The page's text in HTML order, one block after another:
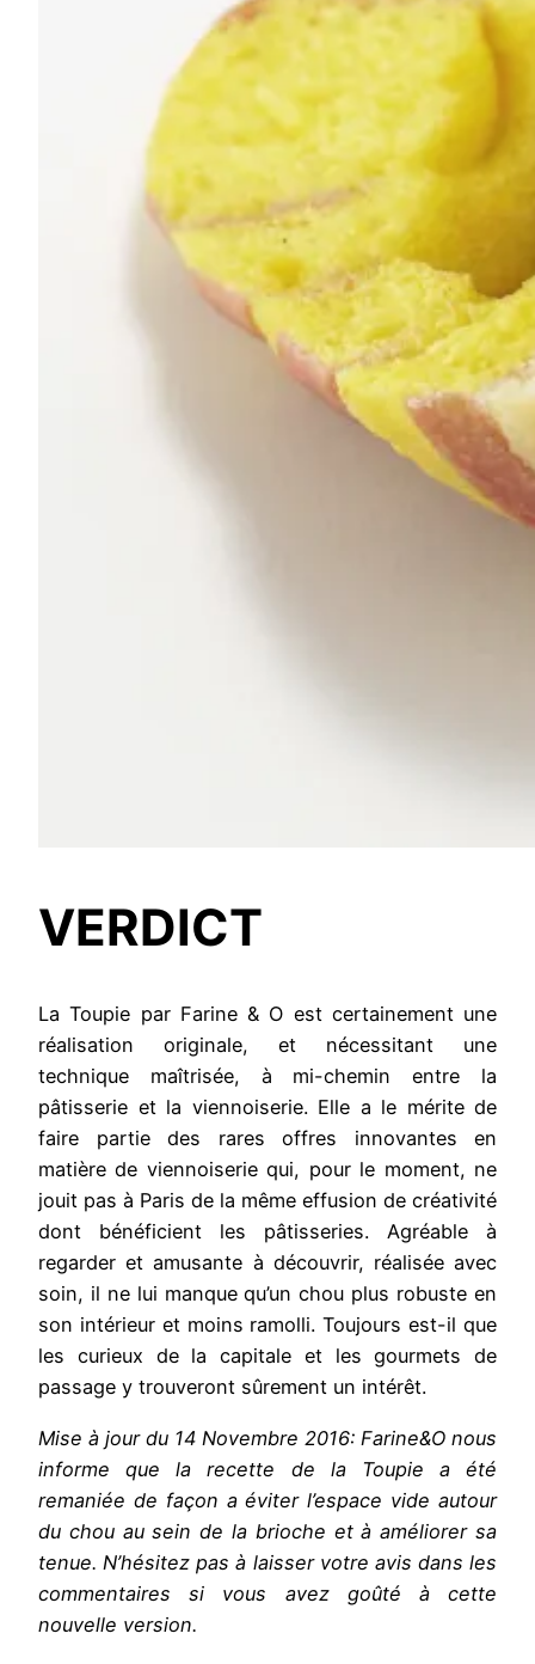
VERDICT
La Toupie par Farine & O est certainement une
réalisation originale, et nécessitant une
technique maîtrisée, à mi-chemin entre la
pâtisserie et la viennoiserie. Elle a le mérite de
faire partie des rares offres innovantes en
matière de viennoiserie qui, pour le moment, ne
jouit pas à Paris de la même effusion de créativité
dont bénéficient les pâtisseries. Agréable à
regarder et amusante à découvrir, réalisée avec
soin, il ne lui manque qu’un chou plus robuste en
son intérieur et moins ramolli. Toujours est-il que
les curieux de la capitale et les gourmets de
passage y trouveront sûrement un intérêt.
Mise à jour du 14 Novembre 2016: Farine&O nous
informe que la recette de la Toupie a été
remaniée de façon a éviter l’espace vide autour
du chou au sein de la brioche et à améliorer sa
tenue. N’hésitez pas à laisser votre avis dans les
commentaires si vous avez goûté à cette
nouvelle version.